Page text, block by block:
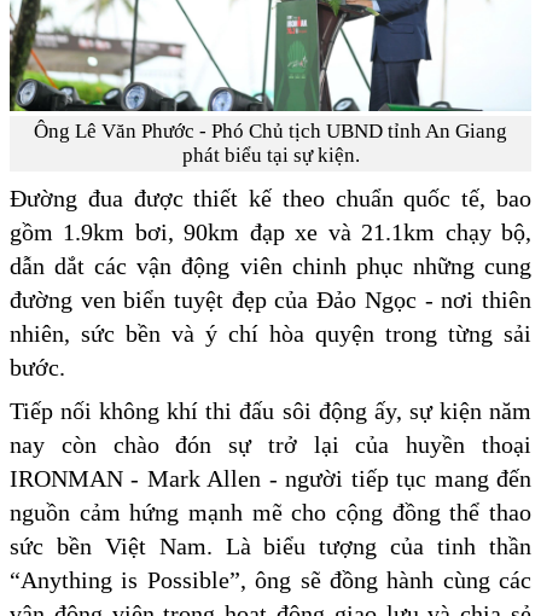
Ông Lê Văn Phước - Phó Chủ tịch UBND tỉnh An Giang
phát biểu tại sự kiện.
Đường đua được thiết kế theo chuẩn quốc tế, bao
gồm 1.9km bơi, 90km đạp xe và 21.1km chạy bộ,
dẫn dắt các vận động viên chinh phục những cung
đường ven biển tuyệt đẹp của Đảo Ngọc - nơi thiên
nhiên, sức bền và ý chí hòa quyện trong từng sải
bước.
Tiếp nối không khí thi đấu sôi động ấy, sự kiện năm
nay còn chào đón sự trở lại của huyền thoại
IRONMAN - Mark Allen - người tiếp tục mang đến
nguồn cảm hứng mạnh mẽ cho cộng đồng thể thao
sức bền Việt Nam. Là biểu tượng của tinh thần
“Anything is Possible”, ông sẽ đồng hành cùng các